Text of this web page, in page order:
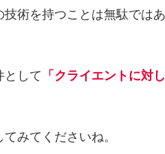
術を持つことは無駄では
として 「クライエントに対
みてくださいね。